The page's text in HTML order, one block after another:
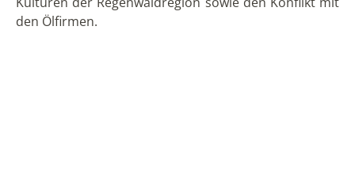
Regenwaldgeräuschen war es eine absolut magische